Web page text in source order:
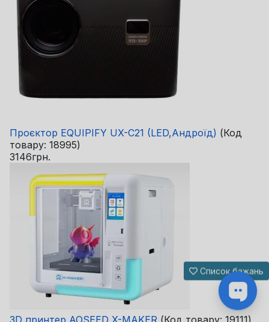
Проєктор EQUIPIFY UX-C21 (LED,Андроїд) (Код
товару: 18995)
3146грн.
3D принтер AOSEED X-MAKER (Код товару: 19111)
Список бажань